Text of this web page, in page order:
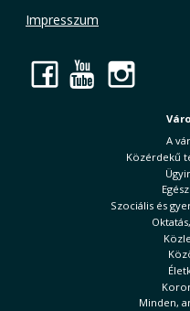
Impresszum
A
Közérdekű
Szociális és
Minden,